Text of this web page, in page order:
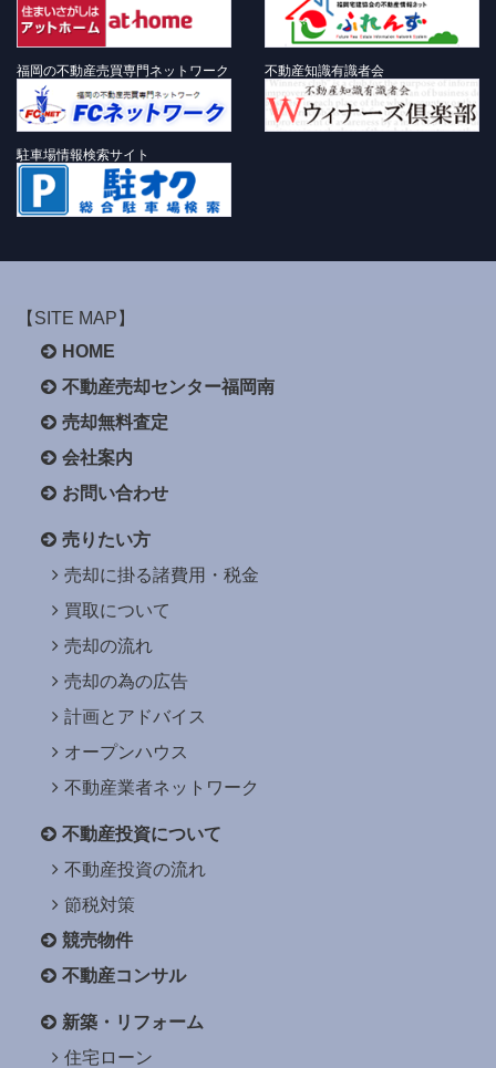
福岡の不動産売買専門ネットワーク 不動産知識有識者会
駐車場情報検索サイト
【SITE MAP】
HOME
不動産売却センター福岡南
売却無料査定
会社案内
お問い合わせ
売りたい方
売却に掛る諸費用・税金
買取について
売却の流れ
売却の為の広告
計画とアドバイス
オープンハウス
不動産業者ネットワーク
不動産投資について
不動産投資の流れ
節税対策
競売物件
不動産コンサル
新築・リフォーム
住宅ローン